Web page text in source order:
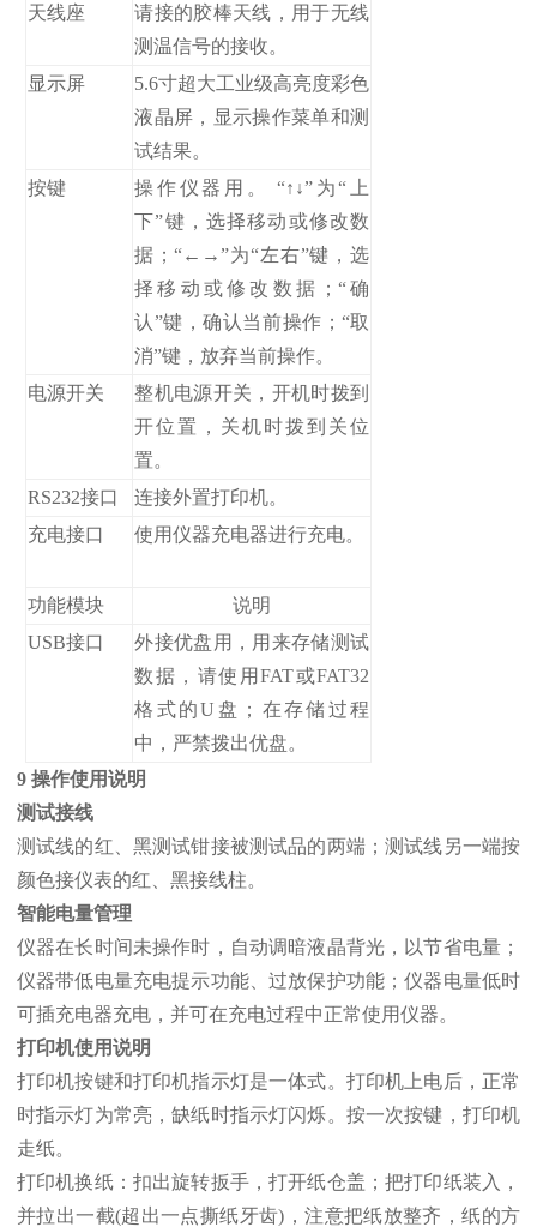
天线座
请接的胶棒天线，用于无线
测温信号的接收。
显示屏
5.6寸超大工业级高亮度彩色
液晶屏，显示操作菜单和测
试结果。
按键
操作仪器用。 “↑↓”为“上
下”键，选择移动或修改数
据；“←→”为“左右”键，选
择移动或修改数据；“确
认”键，确认当前操作；“取
消”键，放弃当前操作。
电源开关
整机电源开关，开机时拨到
开位置，关机时拨到关位
置。
RS232接口
连接外置打印机。
充电接口
使用仪器充电器进行充电。
功能模块
说明
USB接口
外接优盘用，用来存储测试
数据，请使用FAT或FAT32
格式的U盘；在存储过程
中，严禁拨出优盘。
9 操作使用说明
测试接线
测试线的红、黑测试钳接被测试品的两端；测试线另一端按
颜色接仪表的红、黑接线柱。
智能电量管理
仪器在长时间未操作时，自动调暗液晶背光，以节省电量；
仪器带低电量充电提示功能、过放保护功能；仪器电量低时
可插充电器充电，并可在充电过程中正常使用仪器。
打印机使用说明
打印机按键和打印机指示灯是一体式。打印机上电后，正常
时指示灯为常亮，缺纸时指示灯闪烁。按一次按键，打印机
走纸。
打印机换纸：扣出旋转扳手，打开纸仓盖；把打印纸装入，
并拉出一截(超出一点撕纸牙齿)，注意把纸放整齐，纸的方